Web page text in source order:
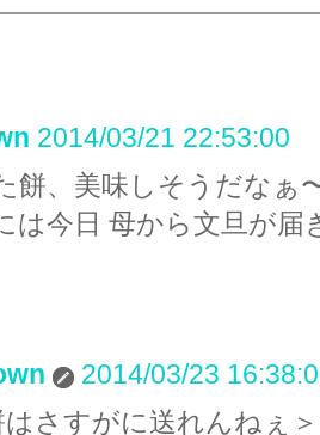
2014/03/21 22:53:00
餅、美味しそうだなぁ
は今日 母から文旦が
2014/03/23
はさすがに送れんねぇ